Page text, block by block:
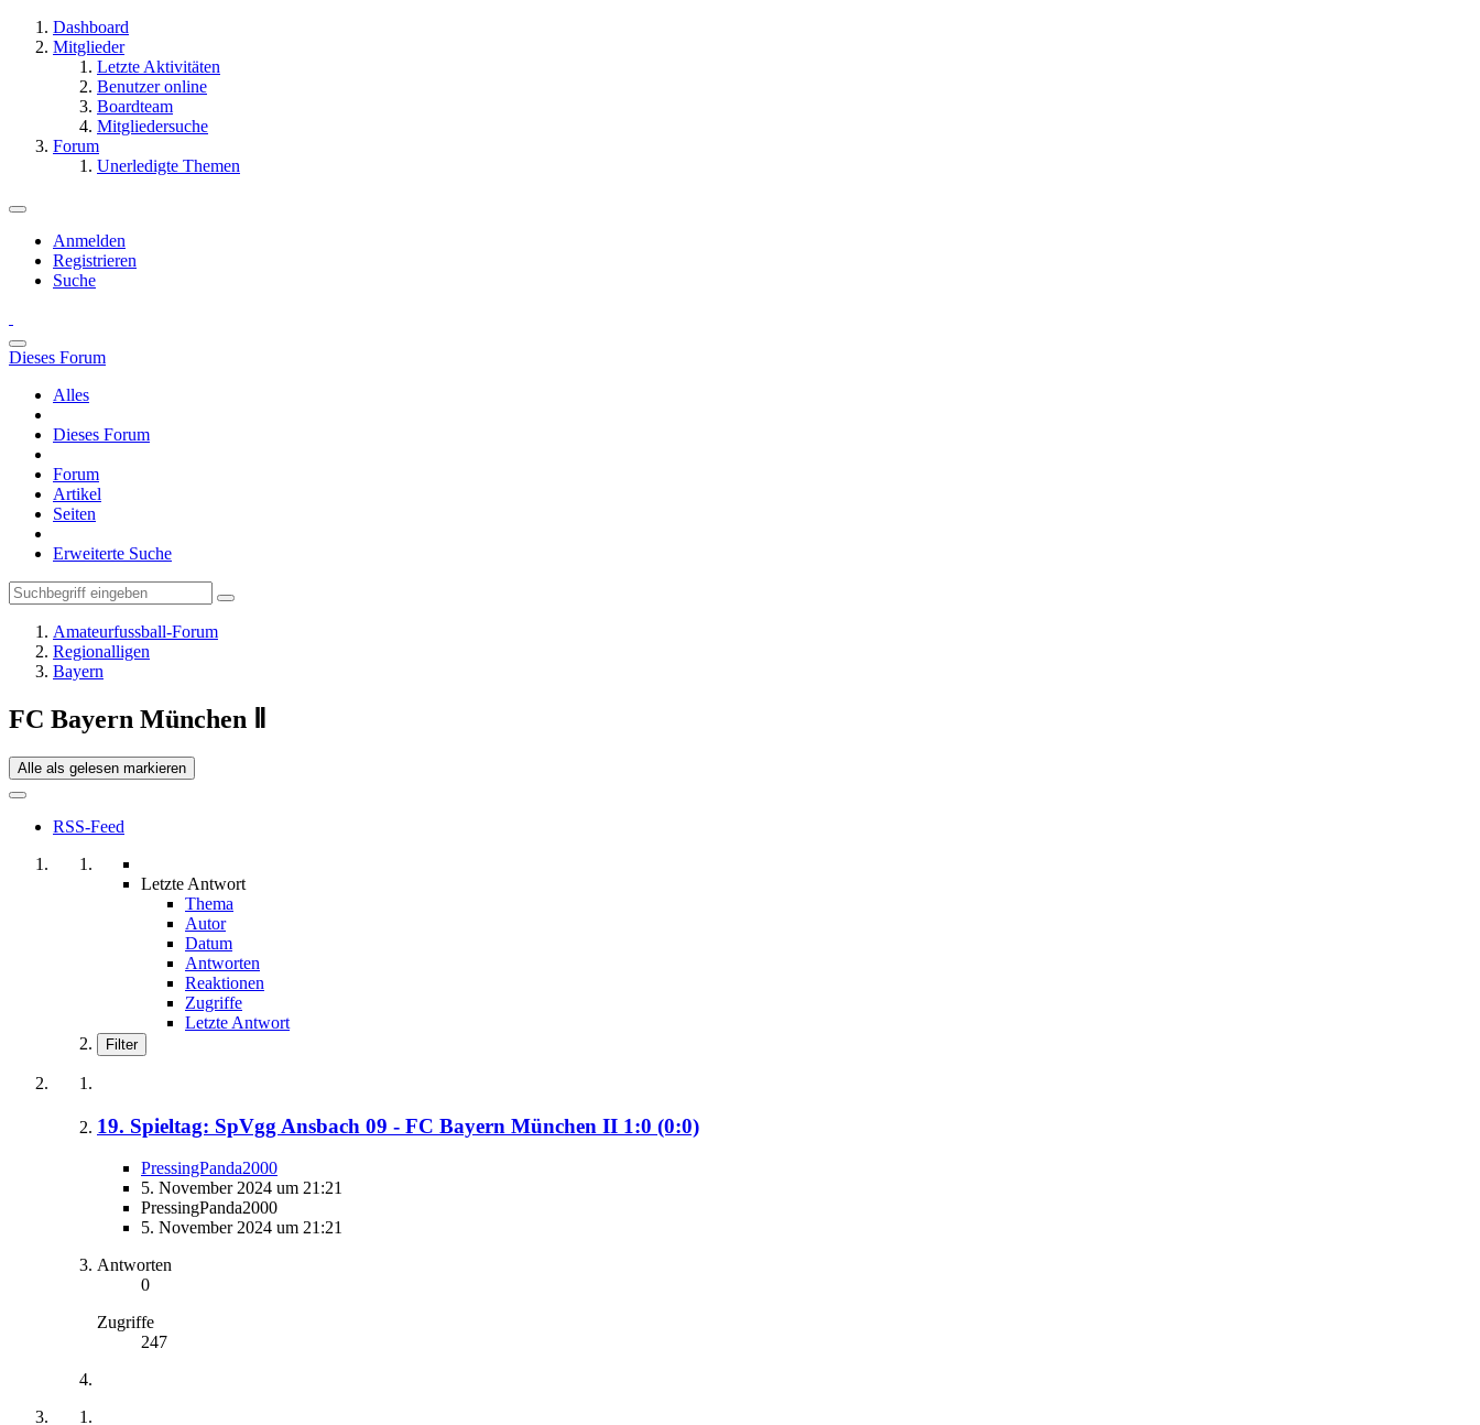
Dashboard
Mitglieder
Letzte Aktivitäten
Benutzer online
Boardteam
Mitgliedersuche
Forum
Unerledigte Themen
Anmelden
Registrieren
Suche
Dieses Forum
Alles
Dieses Forum
Forum
Artikel
Seiten
Erweiterte Suche
Amateurfussball-Forum
Regionalligen
Bayern
FC Bayern München Ⅱ
Alle als gelesen markieren
RSS-Feed
Letzte Antwort
Thema
Autor
Datum
Antworten
Reaktionen
Zugriffe
Letzte Antwort
Filter
19. Spieltag: SpVgg Ansbach 09 - FC Bayern München II 1:0 (0:0)
PressingPanda2000
5. November 2024 um 21:21
PressingPanda2000
5. November 2024 um 21:21
Antworten
0
Zugriffe
247